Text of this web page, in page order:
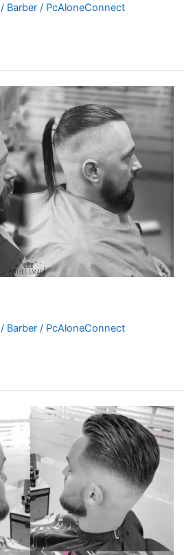
/ Barber/ PcAloneConnect
/ Barber/ PcAloneConnect